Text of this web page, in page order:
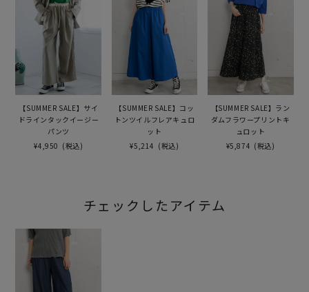
【SUMMER SALE】サイ
ドラインタックイージー
パンツ
¥4,950 (税込)
【SUMMER SALE】コッ
トンツイルフレアキュロ
ット
¥5,214 (税込)
【SUMMER SALE】ラン
ダムフラワープリントキ
ュロット
¥5,874 (税込)
チェックしたアイテム